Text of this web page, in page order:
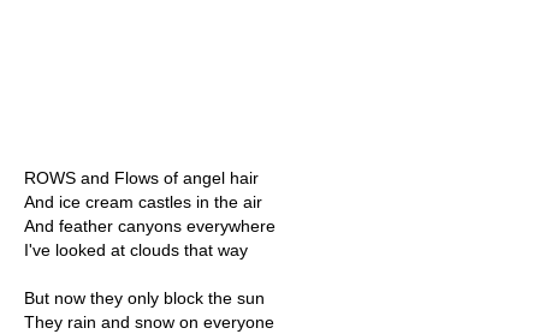
ROWS and Flows of angel hair
And ice cream castles in the air
And feather canyons everywhere
I've looked at clouds that way
But now they only block the sun
They rain and snow on everyone